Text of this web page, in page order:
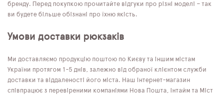
бренду. Перед покупкою прочитайте відгуки про різні моделі – так
ви будете більше обізнані про їхню якість.
Умови доставки рюкзаків
Ми доставляємо продукцію поштою по Києву та іншим містам
України протягом 1-5 днів, залежно від обраної клієнтом служби
доставки та віддаленості його міста. Наш інтернет-магазин
співпрацює з перевіреними компаніями Нова Пошта, Інтайм та Міст